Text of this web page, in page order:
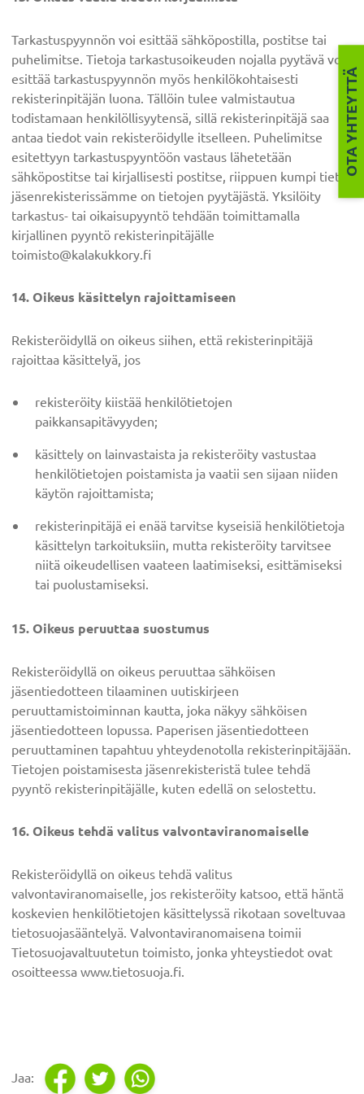
Tarkastuspyynnön voi esittää sähköpostilla, postitse tai
puhelimitse. Tietoja tarkastusoikeuden nojalla pyytävä voi
esittää tarkastuspyynnön myös henkilökohtaisesti
rekisterinpitäjän luona. Tällöin tulee valmistautua
todistamaan henkilöllisyytensä, sillä rekisterinpitäjä saa
antaa tiedot vain rekisteröidylle itselleen. Puhelimitse
esitettyyn tarkastuspyyntöön vastaus lähetetään
sähköpostitse tai kirjallisesti postitse, riippuen kumpi tieto
jäsenrekisterissämme on tietojen pyytäjästä. Yksilöity
tarkastus- tai oikaisupyyntö tehdään toimittamalla
kirjallinen pyyntö rekisterinpitäjälle
toimisto@kalakukkory.fi
14. Oikeus käsittelyn rajoittamiseen
Rekisteröidyllä on oikeus siihen, että rekisterinpitäjä
rajoittaa käsittelyä, jos
rekisteröity kiistää henkilötietojen
paikkansapitävyyden;
käsittely on lainvastaista ja rekisteröity vastustaa
henkilötietojen poistamista ja vaatii sen sijaan niiden
käytön rajoittamista;
rekisterinpitäjä ei enää tarvitse kyseisiä henkilötietoja
käsittelyn tarkoituksiin, mutta rekisteröity tarvitsee
niitä oikeudellisen vaateen laatimiseksi, esittämiseksi
tai puolustamiseksi.
15. Oikeus peruuttaa suostumus
Rekisteröidyllä on oikeus peruuttaa sähköisen
jäsentiedotteen tilaaminen uutiskirjeen
peruuttamistoiminnan kautta, joka näkyy sähköisen
jäsentiedotteen lopussa. Paperisen jäsentiedotteen
peruuttaminen tapahtuu yhteydenotolla rekisterinpitäjään.
Tietojen poistamisesta jäsenrekisteristä tulee tehdä
pyyntö rekisterinpitäjälle, kuten edellä on selostettu.
16. Oikeus tehdä valitus valvontaviranomaiselle
Rekisteröidyllä on oikeus tehdä valitus
valvontaviranomaiselle, jos rekisteröity katsoo, että häntä
koskevien henkilötietojen käsittelyssä rikotaan soveltuvaa
tietosuojasääntelyä. Valvontaviranomaisena toimii
Tietosuojavaltuutetun toimisto, jonka yhteystiedot ovat
osoitteessa www.tietosuoja.fi.
Ensisijainen
OTA YHTEYTTÄ